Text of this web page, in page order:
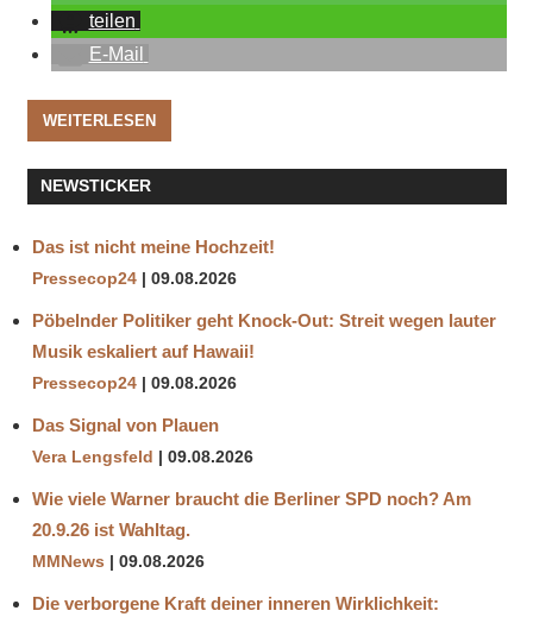
teilen
E-Mail
WEITERLESEN
NEWSTICKER
Das ist nicht meine Hochzeit!
Pressecop24 09.08.2026
Pöbelnder Politiker geht Knock-Out: Streit wegen lauter
Musik eskaliert auf Hawaii!
Pressecop24 09.08.2026
Das Signal von Plauen
Vera Lengsfeld 09.08.2026
Wie viele Warner braucht die Berliner SPD noch? Am
20.9.26 ist Wahltag.
MMNews 09.08.2026
Die verborgene Kraft deiner inneren Wirklichkeit: